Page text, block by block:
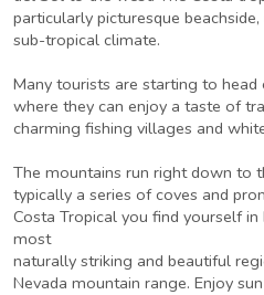
particularly picturesque
sub-tropical climate.
Many tourists are starting to
where they can enjoy a taste of
charming fishing villages and
The mountains run right down to
typically a series of coves and
Costa Tropical you find yourself
most
naturally striking and beautiful
Nevada mountain range. Enjoy